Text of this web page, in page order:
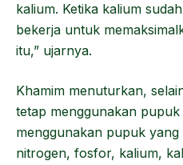
kalium. Ketika kalium
bekerja untuk
itu,” ujarnya.
Khamim menuturkan,
tetap menggunakan pupuk
menggunakan pupuk
nitrogen, fosfor, kalium,